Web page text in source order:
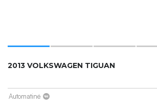
2013 VOLKSWAGEN TIGUAN
Automatinė